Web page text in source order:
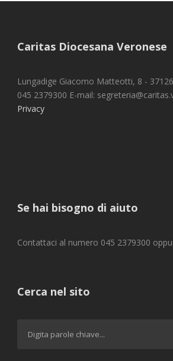
Caritas Diocesana Veronese
Lungadige Giacomo Matteotti, 8 -
045 2379300 E-mail:
Privacy
Se hai bisogno di aiuto
Contattaci al numero 045 2379300
Cerca nel sito